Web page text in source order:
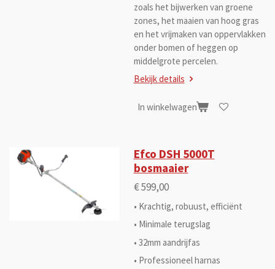
zoals het bijwerken van groene
zones, het maaien van hoog gras
en het vrijmaken van oppervlakken
onder bomen of heggen op
middelgrote percelen.
Bekijk details
In winkelwagen
Efco DSH 5000T
bosmaaier
€ 599,00
• Krachtig, robuust, efficiënt
• Minimale terugslag
• 32mm aandrijfas
• Professioneel harnas